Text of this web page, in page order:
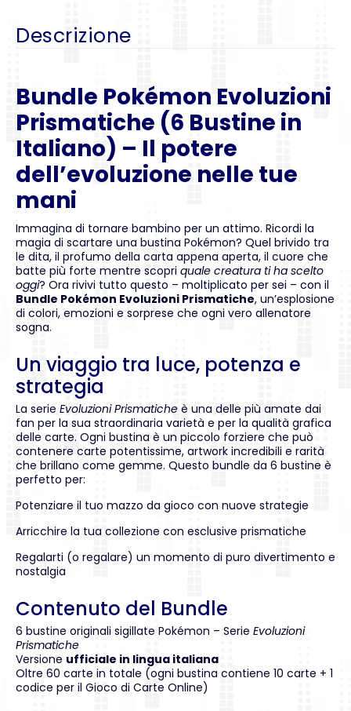
Descrizione
Bundle Pokémon Evoluzioni
Prismatiche (6 Bustine in
Italiano) – Il potere
dell’evoluzione nelle tue
mani
Immagina di tornare bambino per un attimo. Ricordi la
magia di scartare una bustina Pokémon? Quel brivido tra
le dita, il profumo della carta appena aperta, il cuore che
batte più forte mentre scopri quale creatura ti ha scelto
oggi? Ora rivivi tutto questo – moltiplicato per sei – con il
Bundle Pokémon Evoluzioni Prismatiche, un’esplosione
di colori, emozioni e sorprese che ogni vero allenatore
sogna.
Un viaggio tra luce, potenza e
strategia
La serie Evoluzioni Prismatiche è una delle più amate dai
fan per la sua straordinaria varietà e per la qualità grafica
delle carte. Ogni bustina è un piccolo forziere che può
contenere carte potentissime, artwork incredibili e rarità
che brillano come gemme. Questo bundle da 6 bustine è
perfetto per:
Potenziare il tuo mazzo da gioco con nuove strategie
Arricchire la tua collezione con esclusive prismatiche
Regalarti (o regalare) un momento di puro divertimento e
nostalgia
Contenuto del Bundle
6 bustine originali sigillate Pokémon – Serie Evoluzioni
Prismatiche
Versione ufficiale in lingua italiana
Oltre 60 carte in totale (ogni bustina contiene 10 carte + 1
codice per il Gioco di Carte Online)